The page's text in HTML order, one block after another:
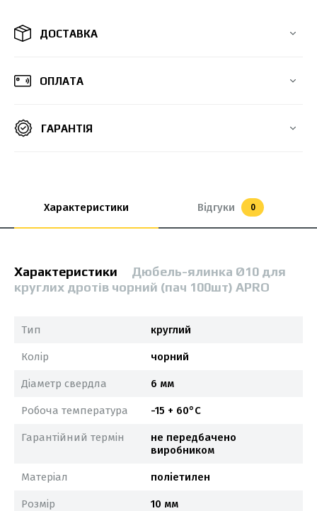
ДОСТАВКА
ОПЛАТА
ГАРАНТІЯ
Характеристики Відгуки 0
Характеристики
Дюбель-ялинка Ø10 для
круглих дротів чорний (пач 100шт) APRO
Тип круглий
Колір чорний
Діаметр свердла 6 мм
Робоча температура -15 + 60°С
Гарантійний термін
не передбачено
виробником
Матеріал поліетилен
Розмір 10 мм